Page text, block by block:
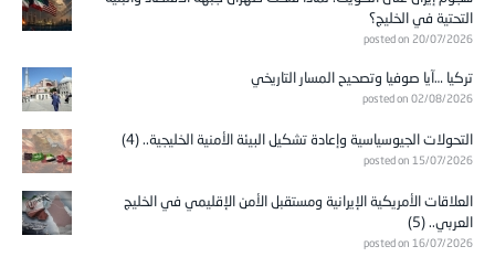
التحتية في الخليج؟
posted on 20/07/2026
تركيا …آيا صوفيا وتصحيح المسار التاريخي
posted on 02/08/2026
التحولات الجيوسياسية وإعادة تشكيل البيئة الأمنية الخليجية.. (4)
posted on 15/07/2026
العلاقات الأمريكية الإيرانية ومستقبل الأمن الإقليمي في الخليج
العربي.. (5)
posted on 16/07/2026